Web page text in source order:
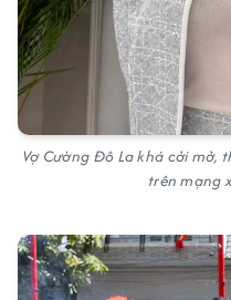
Vợ Cường Đô La khá cởi mở,
trên mạng